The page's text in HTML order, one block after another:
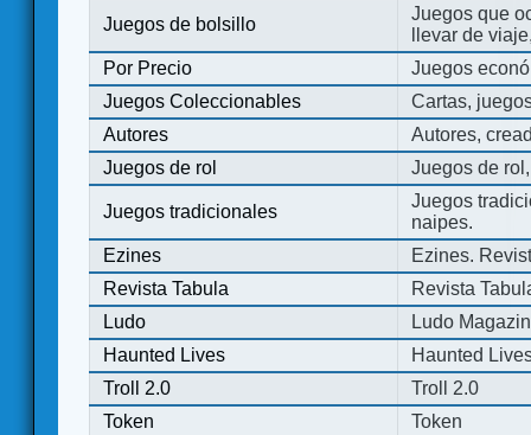
Juegos de bolsillo
Juegos que
llevar de
Por Precio
Juegos
Juegos Coleccionables
Cartas,
Autores
Autores,
Juegos de rol
Juegos de
Juegos tradicionales
Juegos
naipes.
Ezines
Ezines.
Revista Tabula
Revista
Ludo
Ludo
Haunted Lives
Haunted
Troll 2.0
Troll 2.0
Token
Token